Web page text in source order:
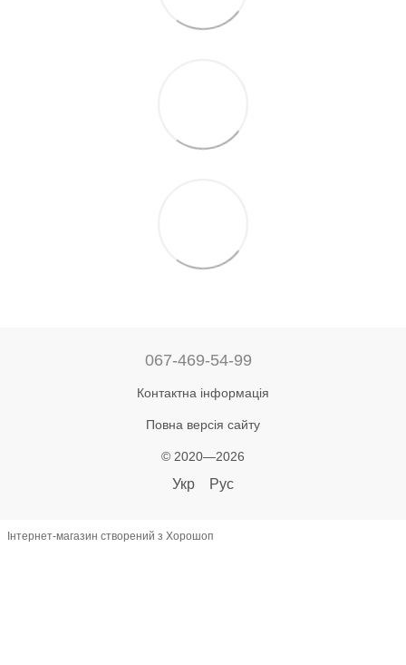
067-469-54-99
Контактна інформація
Повна версія сайту
© 2020—2026
Укр Рус
Інтернет-магазин створений з Хорошоп